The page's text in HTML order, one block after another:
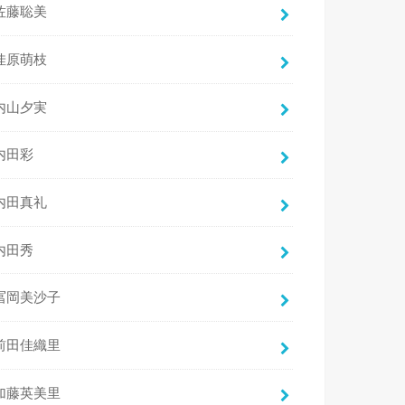
藤聡美
原萌枝
山夕実
田彩
田真礼
田秀
岡美沙子
田佳織里
藤英美里